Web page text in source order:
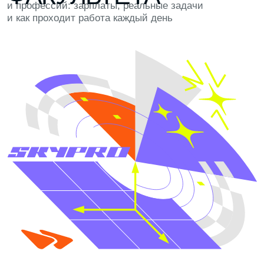
КОРПОРАТИВНЫЕ ФИНАНСЫ
ПЛАНОВАЯ ЭКОНОМИКА
Строить финансовые модели, прогнозировать
доходы и расходы компании, анализировать
инвестиционную привлекательность проектов
и искать точки роста
ОСНОВНЫЕ ЗАДАЧИ
Инвестиционные фонды, консалтинг и ИТ-гиганты:
Яндекс, Т-Банк, Авито, Сбер, Альфа-Банк, БКС
БУДУЩИЕ РАБОТОДАТЕЛИ
ИНВЕСТИЦИОННЫЙ АНАЛИТИК